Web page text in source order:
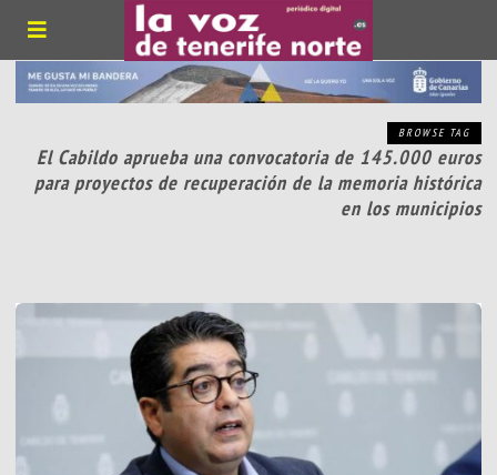
BROWSE TAG
El Cabildo aprueba una convocatoria de 145.000 euros
para proyectos de recuperación de la memoria histórica
en los municipios